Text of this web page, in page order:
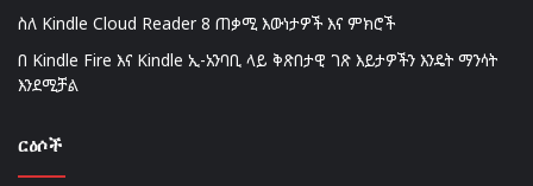
ስለ Kindle Cloud Reader 8 ጠቃሚ እውነታዎች እና ምክሮች
በ Kindle Fire እና Kindle ኢ-አንባቢ ላይ ቅጽበታዊ ገጽ እይታዎችን እንዴት ማንሳት
እንደሚቻል
ርዕሶች